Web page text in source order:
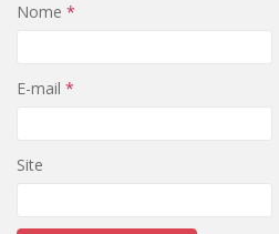
Nome *
E-mail *
Site